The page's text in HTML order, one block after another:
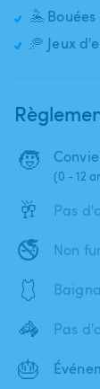
🤽
🥏 Jeux
🧒
(0 - 12
🥂 Pas
🚭 Non
🩱
🦓 Pas
🎂